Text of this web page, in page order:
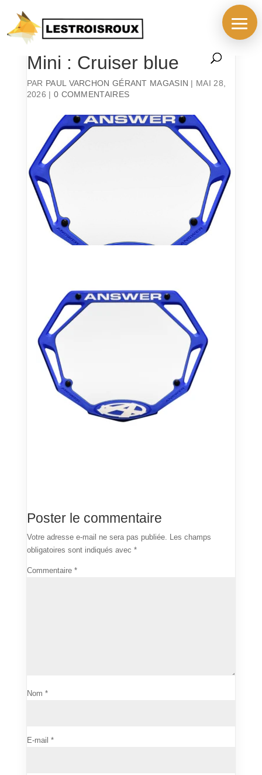
Plaque ANSWER 3D
Mini : Cruiser blue
PAR PAUL VARCHON GÉRANT MAGASIN | MAI 28,
2026 | 0 COMMENTAIRES
Poster le commentaire
Votre adresse e-mail ne sera pas publiée. Les champs
obligatoires sont indiqués avec *
Commentaire *
Nom *
E-mail *